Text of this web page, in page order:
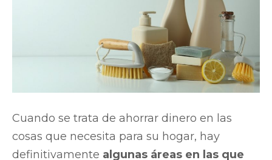
Cuando se trata de ahorrar dinero en las
cosas que necesita para su hogar, hay
definitivamente algunas áreas en las que